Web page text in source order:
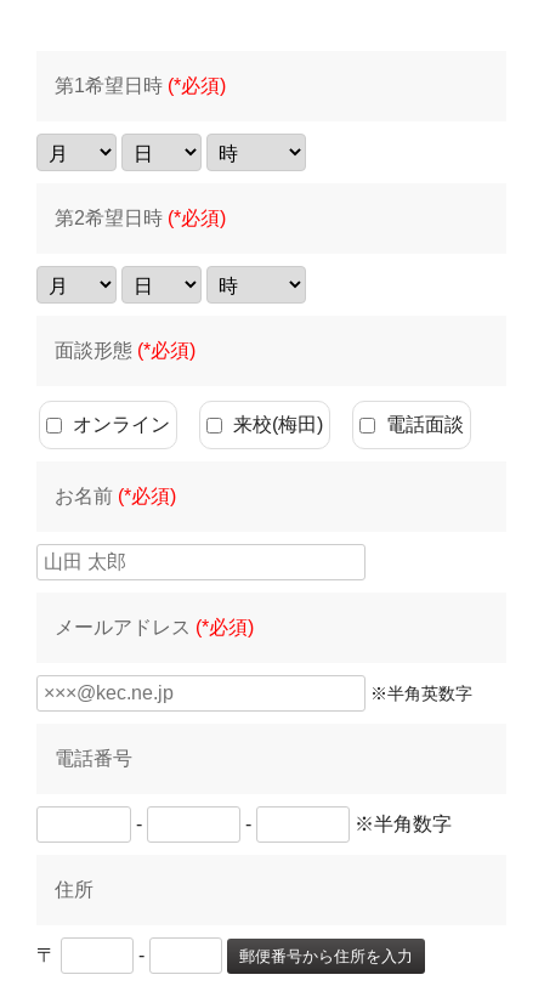
第1希望日時 (*必須)
第2希望日時 (*必須)
面談形態 (*必須)
オンライン 来校(梅田) 電話面談
お名前 (*必須)
メールアドレス (*必須)
※半角英数字
電話番号
- - ※半角数字
住所
〒 - 郵便番号から住所を入力